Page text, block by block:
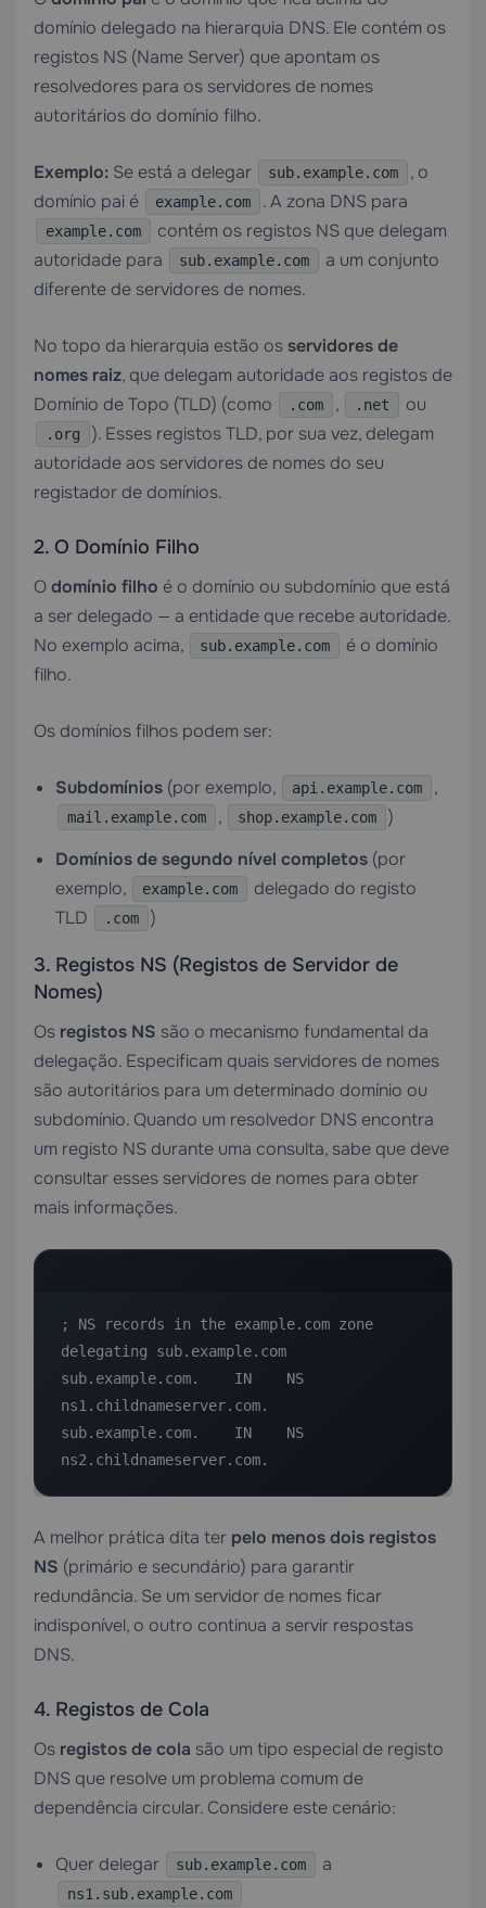
domínio delegado na hierarquia DNS. Ele contém os
registos NS (Name Server) que apontam os
resolvedores para os servidores de nomes
autoritários do domínio filho.
Exemplo: Se está a delegar sub.example.com
, o
domínio pai é
example.com . A zona DNS para
example.com
contém os registos NS que delegam
autoridade para
sub.example.com
a um conjunto
diferente de servidores de nomes.
No topo da hierarquia estão os servidores de
nomes raiz, que delegam autoridade aos registos de
Domínio de Topo (TLD) (como
.com , .net ou
.org
). Esses registos TLD, por sua vez, delegam
autoridade aos servidores de nomes do seu
registador de domínios.
2. O Domínio Filho
Odomínio filho é o domínio ou subdomínio que está
a ser delegado — a entidade que recebe autoridade.
No exemplo acima,
sub.example.com
é o domínio
filho.
Os domínios filhos podem ser:
Subdomínios (por exemplo, api.example.com ,
mail.example.com , shop.example.com
)
Domínios de segundo nível completos (por
exemplo,
example.com
delegado do registo
TLD
.com )
3. Registos NS (Registos de Servidor de
Nomes)
Os registos NS são o mecanismo fundamental da
delegação. Especificam quais servidores de nomes
são autoritários para um determinado domínio ou
subdomínio. Quando um resolvedor DNS encontra
um registo NS durante uma consulta, sabe que deve
consultar esses servidores de nomes para obter
mais informações.
; NS records in the example.com zone
delegating sub.example.com
sub.example.com.    IN    NS
ns1.childnameserver.com.
sub.example.com.    IN    NS
ns2.childnameserver.com.
A melhor prática dita ter pelo menos dois registos
NS (primário e secundário) para garantir
redundância. Se um servidor de nomes ficar
indisponível, o outro continua a servir respostas
DNS.
4. Registos de Cola
Os registos de cola são um tipo especial de registo
DNS que resolve um problema comum de
dependência circular. Considere este cenário:
Quer delegar sub.example.com a
ns1.sub.example.com